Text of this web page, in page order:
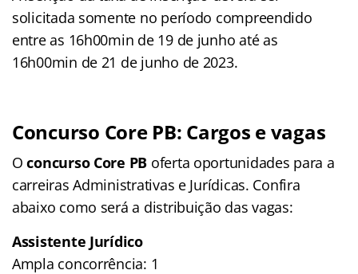
solicitada somente no período compreendido
entre as 16h00min de 19 de junho até as
16h00min de 21 de junho de 2023.
Concurso Core PB: Cargos e vagas
Oconcurso Core PB oferta oportunidades para a
carreiras Administrativas e Jurídicas. Confira
abaixo como será a distribuição das vagas:
Assistente Jurídico
Ampla concorrência: 1